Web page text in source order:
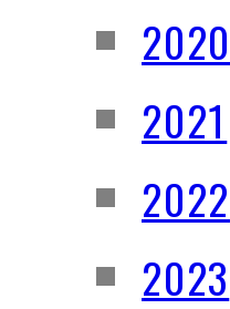
2020
2021
2022
2023